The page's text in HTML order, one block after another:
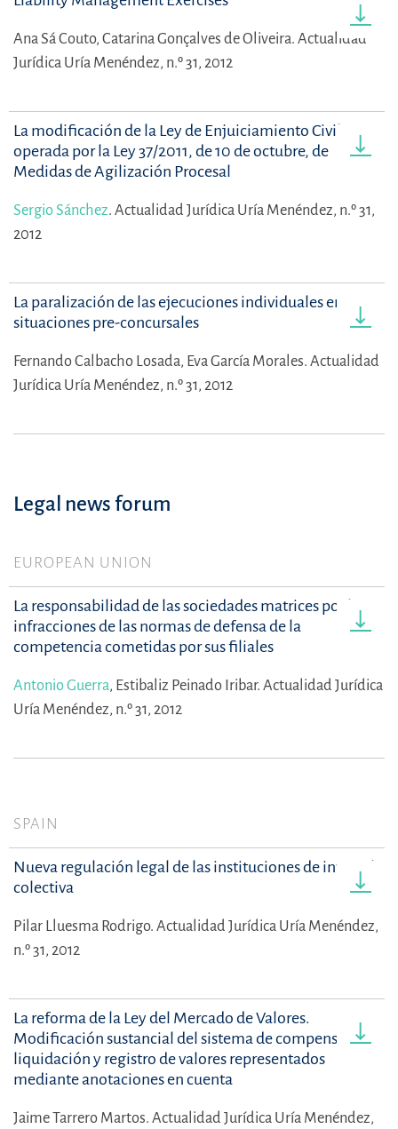
Ana Sá Couto, Catarina Gonçalves de Oliveira. Actualidad
Jurídica Uría Menéndez, n.º 31, 2012
La modificación de la Ley de Enjuiciamiento Civil
operada por la Ley 37/2011, de 10 de octubre, de
Medidas de Agilización Procesal
Sergio Sánchez. Actualidad Jurídica Uría Menéndez, n.º 31,
2012
La paralización de las ejecuciones individuales en
situaciones pre-concursales
Fernando Calbacho Losada, Eva García Morales. Actualidad
Jurídica Uría Menéndez, n.º 31, 2012
Legal news forum
EUROPEAN UNION
La responsabilidad de las sociedades matrices por las
infracciones de las normas de defensa de la
competencia cometidas por sus filiales
Antonio Guerra, Estibaliz Peinado Iribar. Actualidad Jurídica
Uría Menéndez, n.º 31, 2012
SPAIN
Nueva regulación legal de las instituciones de inversión
colectiva
Pilar Lluesma Rodrigo. Actualidad Jurídica Uría Menéndez,
n.º 31, 2012
La reforma de la Ley del Mercado de Valores.
Modificación sustancial del sistema de compensación,
liquidación y registro de valores representados
mediante anotaciones en cuenta
Jaime Tarrero Martos. Actualidad Jurídica Uría Menéndez,